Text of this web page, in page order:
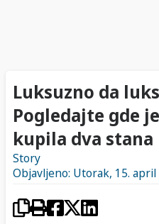
Luksuzno da
Pogledajte gde
kupila dva stana
Story
Objavljeno: Utorak, 15. april